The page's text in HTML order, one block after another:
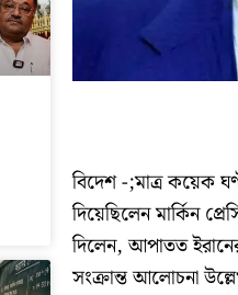
বিদেশ -;মাত্র কয়েক
দিয়েছিলেন মার্কিন
দিলেন, আপাতত ইরানের
সংক্রান্ত আলোচনা